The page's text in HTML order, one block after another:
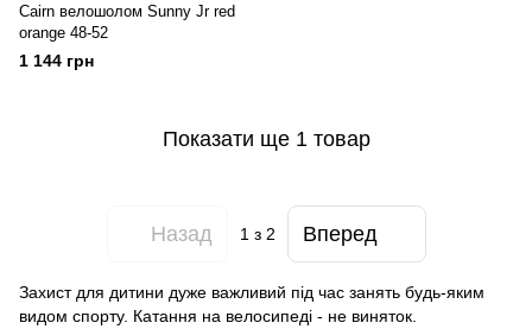
Cairn велошолом Sunny Jr red
orange 48-52
1 144 грн
Показати ще 1 товар
Назад 1 з 2 Вперед
Захист для дитини дуже важливий під час занять будь-яким
видом спорту. Катання на велосипеді - не виняток.